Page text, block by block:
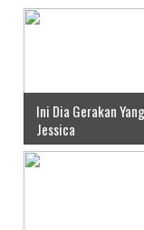
Ini Dia Gerakan
Jessica